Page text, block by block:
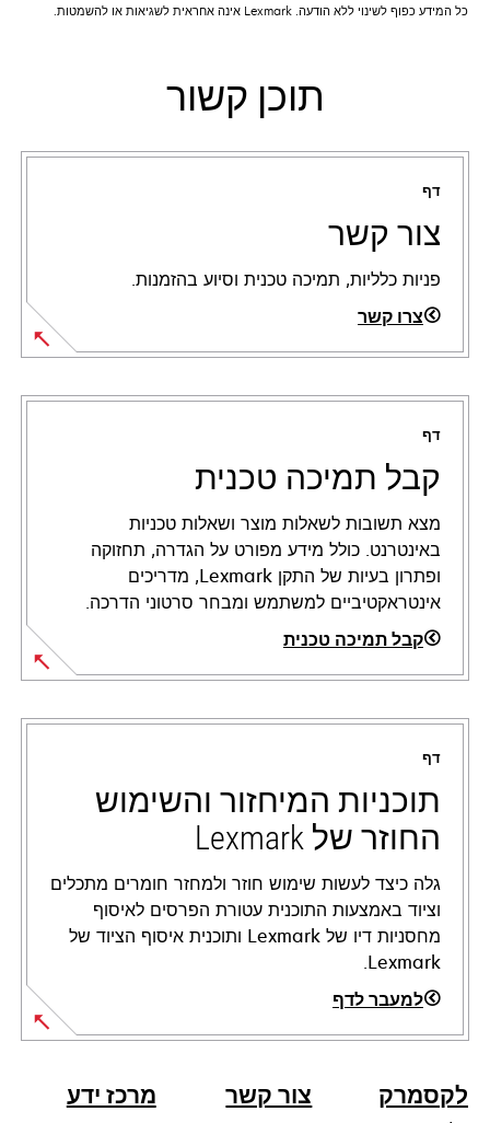
כל המידע כפוף לשינוי ללא הודעה. Lexmark אינה אחראית לשגיאות או להשמטות.
תוכן קשור
דף
צור קשר
פניות כלליות, תמיכה טכנית וסיוע בהזמנות.
צרו קשר
דף
קבל תמיכה טכנית
מצא תשובות לשאלות מוצר ושאלות טכניות
באינטרנט. כולל מידע מפורט על הגדרה, תחזוקה
ופתרון בעיות של התקן Lexmark, מדריכים
אינטראקטיביים למשתמש ומבחר סרטוני הדרכה.
קבל תמיכה טכנית
opens
in
new
tab
דף
תוכניות המיחזור והשימוש
החוזר של Lexmark
גלה כיצד לעשות שימוש חוזר ולמחזר חומרים מתכלים
וציוד באמצעות התוכנית עטורת הפרסים לאיסוף
מחסניות דיו של Lexmark ותוכנית איסוף הציוד של
Lexmark.
למעבר לדף
לקסמרק צור קשר מרכז ידע